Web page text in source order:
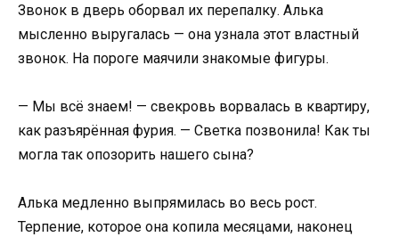
Звонок в дверь оборвал их перепалку. Алька
мысленно выругалась — она узнала этот властный
звонок. На пороге маячили знакомые фигуры.
— Мы всё знаем! — свекровь ворвалась в квартиру,
как разъярённая фурия. — Светка позвонила! Как ты
могла так опозорить нашего сына?
Алька медленно выпрямилась во весь рост.
Терпение, которое она копила месяцами, наконец